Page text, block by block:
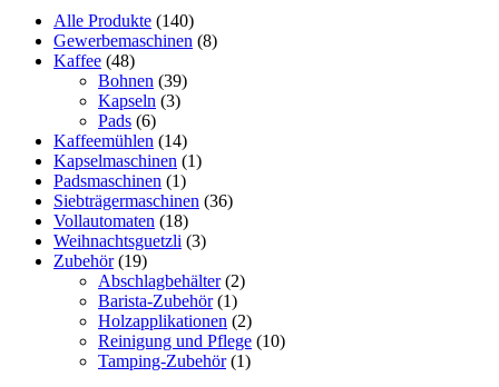
Alle Produkte (140)
Gewerbemaschinen (8)
Kaffee (48)
Bohnen (39)
Kapseln (3)
Pads (6)
Kaffeemühlen (14)
Kapselmaschinen (1)
Padsmaschinen (1)
Siebträgermaschinen (36)
Vollautomaten (18)
Weihnachtsguetzli (3)
Zubehör(19)
Abschlagbehälter(2)
Barista-Zubehör(1)
Holzapplikationen (2)
Reinigung und Pflege (10)
Tamping-Zubehör(1)